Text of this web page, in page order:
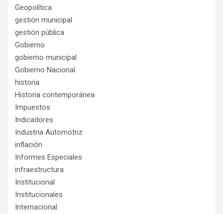
Geopolítica
gestión municipal
gestión pública
Gobierno
gobierno municipal
Gobierno Nacional
historia
Historia contemporánea
Impuestos
Indicadores
Industria Automotriz
inflación
Informes Especiales
infraestructura
Institucional
Institucionales
Internacional